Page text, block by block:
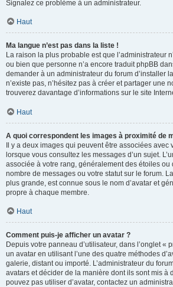
Signalez ce problème à un administrateur.
Haut
Ma langue n’est pas dans la liste !
La raison la plus probable est que l’administrateur
ou bien que personne n’a encore traduit phpBB
demander à un administrateur du forum d’installer
n’existe pas, n’hésitez pas à créer et partager une
trouverez davantage d’informations sur le site
Haut
A quoi correspondent les images à proximité de
Il y a deux images qui peuvent être associées avec
lorsque vous consultez les messages d’un sujet.
associée à votre rang, généralement des étoiles ou
nombre de messages ou votre statut sur le forum.
plus grande, est connue sous le nom d’avatar et
propre à chaque membre.
Haut
Comment puis-je afficher un avatar ?
Depuis votre panneau d’utilisateur, dans l’onglet «
un avatar en utilisant l’une des quatre méthodes
galerie, distant ou importé. L’administrateur du
avatars et décider de la manière dont ils sont mis à
pouvez pas utiliser d’avatar, contactez un